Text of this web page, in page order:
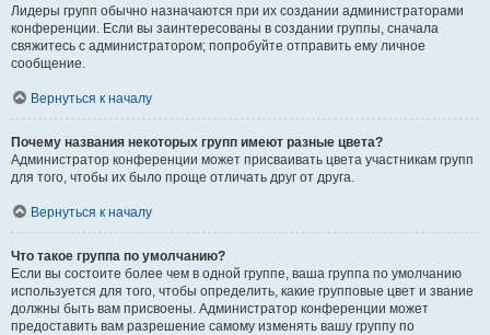
Лидеры групп обычно назначаются при их создании администраторами
конференции. Если вы заинтересованы в создании группы, сначала
свяжитесь с администратором; попробуйте отправить ему личное
сообщение.
Вернуться к началу
Почему названия некоторых групп имеют разные цвета?
Администратор конференции может присваивать цвета участникам групп
для того, чтобы их было проще отличать друг от друга.
Вернуться к началу
Что такое группа по умолчанию?
Если вы состоите более чем в одной группе, ваша группа по умолчанию
используется для того, чтобы определить, какие групповые цвет и звание
должны быть вам присвоены. Администратор конференции может
предоставить вам разрешение самому изменять вашу группу по